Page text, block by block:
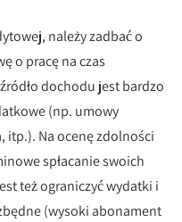
należy zadbać o
o pracę na czas
dochodu jest bardzo
(np. umowy
itp.). Na ocenę zdolności
spłacanie swoich
też ograniczyć wydatki i
(wysoki abonament